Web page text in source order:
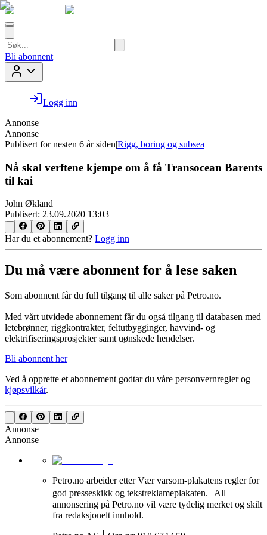
Bli abonnent
Logg inn
Annonse
Annonse
Publisert for nesten 6 år siden|Rigg, boring og subsea
Nå skal verftene kjempe om å få Transocean Barents
til kai
John Økland
Publisert: 23.09.2020 13:03
Har du et abonnement? Logg inn
Du må være abonnent for å lese saken
Som abonnent får du full tilgang til alle saker på Petro.no.
Med vårt utvidede abonnement får du også tilgang til databasen med
letebrønner, riggkontrakter, feltutbygginger, havvind- og
elektrifiseringsprosjekter samt uønskede hendelser.
Bli abonnent her
Ved å opprette et abonnement godtar du våre personvernreglerog
kjøpsvilkår.
Annonse
Annonse
Petro.no arbeider etter Vær varsom-plakatens regler for
god presseskikk og tekstreklameplakaten. All
annonsering på Petro.no vil være tydelig merket og skilt
fra redaksjonelt innhold.